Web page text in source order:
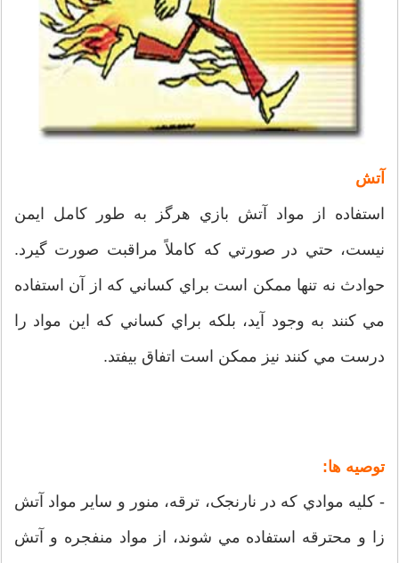
آتش
استفاده از مواد آتش بازي هرگز به طور کامل ايمن
نيست، حتي در صورتي که کاملاً مراقبت صورت گيرد.
حوادث نه تنها ممکن است براي کساني که از آن استفاده
مي کنند به وجود آيد، بلکه براي کساني که اين مواد را
درست مي کنند نيز ممکن است اتفاق بيفتد.
توصيه ها:
- کليه موادي که در نارنجک، ترقه، منور و ساير مواد آتش
زا و محترقه استفاده مي شوند، از مواد منفجره و آتش